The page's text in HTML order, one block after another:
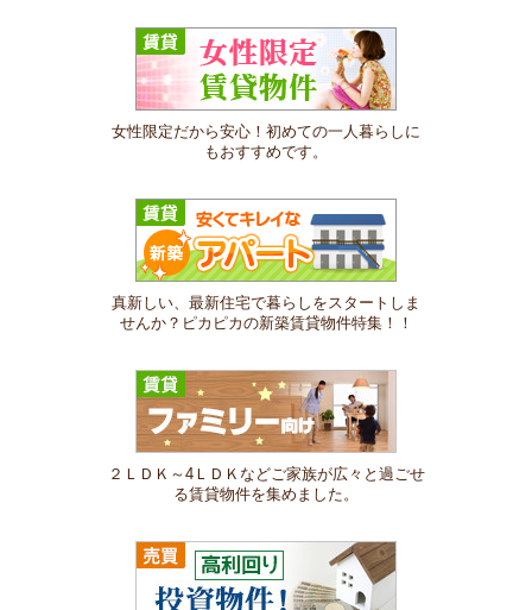
女性限定だから安心！初めての一人暮らしに
もおすすめです。
真新しい、最新住宅で暮らしをスタートしま
せんか？ピカピカの新築賃貸物件特集！！
２ＬＤＫ～4ＬＤＫなどご家族が広々と過ごせ
る賃貸物件を集めました。